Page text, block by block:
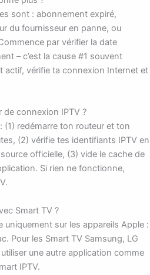
sont : abonnement expiré,
du fournisseur en panne, ou
par vérifier la date
– c’est la cause #1 souvent
actif, vérifie ta connexion Internet et
de connexion IPTV ?
(1) redémarre ton routeur et ton
(2) vérifie tes identifiants IPTV en
officielle, (3) vide le cache de
Si rien ne fonctionne,
Smart TV ?
uniquement sur les appareils Apple :
Pour les Smart TV Samsung, LG
une autre application comme
IPTV.